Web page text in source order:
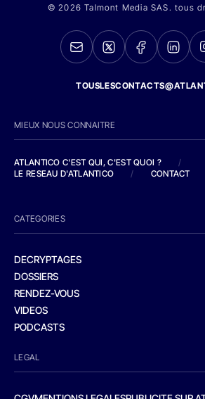
© 2026 Talmont Media SAS. tous
MIEUX NOUS CONNAITRE
ATLANTICO C'EST QUI, C'EST QUOI ?
/
LE RESEAU D'ATLANTICO
/ CONTACT
CATEGORIES
DECRYPTAGES
DOSSIERS
RENDEZ-VOUS
VIDEOS
PODCASTS
LEGAL